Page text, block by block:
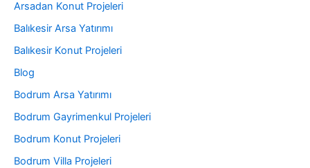
Arsadan Konut Projeleri
Balıkesir Arsa Yatırımı
Balıkesir Konut Projeleri
Blog
Bodrum Arsa Yatırımı
Bodrum Gayrimenkul Projeleri
Bodrum Konut Projeleri
Bodrum Villa Projeleri